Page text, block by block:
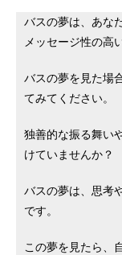
バスの夢は、あな
メッセージ性の高
バスの夢を見た場
てみてください。
独善的な振る舞い
けていませんか？
バスの夢は、思考
です。
この夢を見たら、